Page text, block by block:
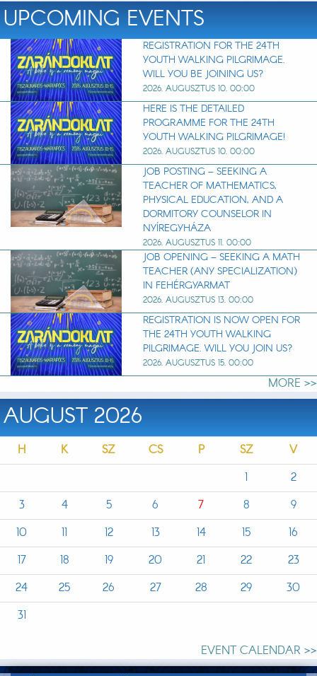
UPCOMING EVENTS
REGISTRATION FOR THE 24TH
YOUTH WALKING PILGRIMAGE.
WILL YOU BE JOINING US?
2026. AUGUSZTUS 10. 00:00
HERE IS THE DETAILED
PROGRAMME FOR THE 24TH
YOUTH WALKING PILGRIMAGE!
2026. AUGUSZTUS 10. 00:00
JOB POSTING – SEEKING A
TEACHER OF MATHEMATICS,
PHYSICAL EDUCATION, AND A
DORMITORY COUNSELOR IN
NYÍREGYHÁZA
2026. AUGUSZTUS 11. 00:00
JOB OPENING – SEEKING A MATH
TEACHER (ANY SPECIALIZATION)
IN FEHÉRGYARMAT
2026. AUGUSZTUS 13. 00:00
REGISTRATION IS NOW OPEN FOR
THE 24TH YOUTH WALKING
PILGRIMAGE. WILL YOU JOIN US?
2026. AUGUSZTUS 15. 00:00
MORE >>
AUGUST 2026
H K SZ CS P SZ
V
1
2
3
4 5 6 7 8
9
10
11 12 13 14 15
16
17
18 19 20 21 22
23
24
25 26 27 28 29
30
31
EVENT CALENDAR >>